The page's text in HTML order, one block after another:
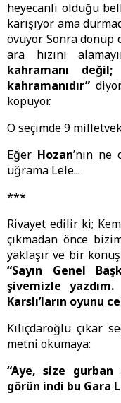
heyecanlı olduğu
karışıyor ama
övüyor. Sonra dönüp
ara hızını
kahramanı
kahramanıdır”
kopuyor.
O seçimde 9
Eğer Hozan’nın ne
uğrama Lele...
***
Rivayet edilir ki;
çıkmadan önce
yaklaşır ve bir
“Sayın Genel
şivemizle
Karslı’ların oyunu
Kılıçdaroğlu çıkar
metni okumaya:
“Aye, size gurban
görün indi bu Gara